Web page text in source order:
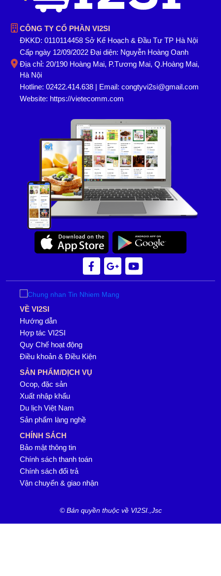
CÔNG TY CỔ PHẦN VI2SI
ĐKKD: 0110114458 Sở Kế Hoạch & Đầu Tư TP Hà Nội
Cấp ngày 12/09/2022 Đại diện: Nguyễn Hoàng Oanh
Địa chỉ: 20/190 Hoàng Mai, P.Tương Mai, Q.Hoàng Mai,
Hà Nội
Hotline: 02422.414.638 | Email: congtyvi2si@gmail.com
Website: https://vietecomm.com
VỀ VI2SI
Hướng dẫn
Hợp tác VI2SI
Quy Chế hoạt động
Điều khoản & Điều Kiện
SẢN PHẨM/DỊCH VỤ
Ocop, đặc sản
Xuất nhập khẩu
Du lịch Việt Nam
Sản phẩm làng nghề
CHÍNH SÁCH
Bảo mật thông tin
Chính sách thanh toán
Chính sách đổi trả
Vận chuyển & giao nhận
© Bản quyền thuộc về VI2SI.,Jsc